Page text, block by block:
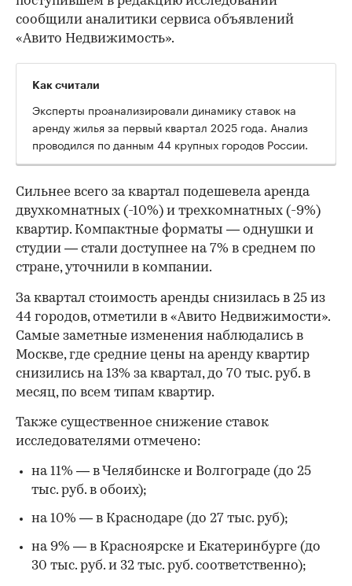
сообщили аналитики сервиса объявлений
«Авито Недвижимость».
Как считали
Эксперты проанализировали динамику ставок на
аренду жилья за первый квартал 2025 года. Анализ
проводился по данным 44 крупных городов России.
Сильнее всего за квартал подешевела аренда
двухкомнатных (-10%) и трехкомнатных (-9%)
квартир. Компактные форматы — однушки и
студии — стали доступнее на 7% в среднем по
стране, уточнили в компании.
За квартал стоимость аренды снизилась в 25 из
44 городов, отметили в «Авито Недвижимости».
Самые заметные изменения наблюдались в
Москве, где средние цены на аренду квартир
снизились на 13% за квартал, до 70 тыс. руб. в
месяц, по всем типам квартир.
Также существенное снижение ставок
исследователями отмечено:
на 11% — в Челябинске и Волгограде (до 25
тыс. руб. в обоих);
на 10% — в Краснодаре (до 27 тыс. руб);
на 9% — в Красноярске и Екатеринбурге (до
30 тыс. руб. и 32 тыс. руб. соответственно);